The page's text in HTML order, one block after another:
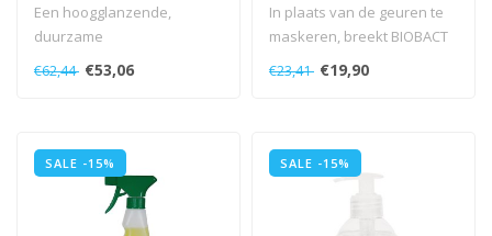
Een hoogglanzende,
duurzame
aanbevolen voor gebruik
€62,44 €53,06
In plaats van de geuren te
maskeren, breekt BIOBACT
substant..
€23,41 €19,90
SALE -15% SALE -15%